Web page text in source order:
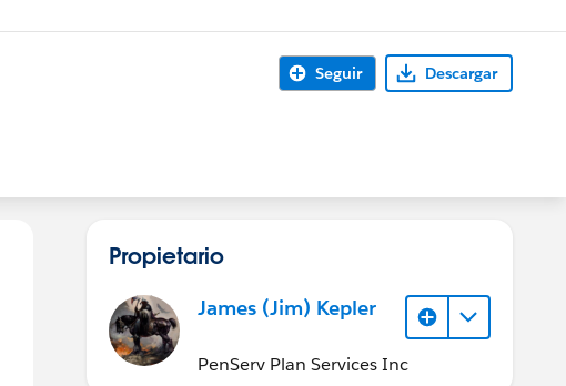
Seguir Descargar
Propietario
James (Jim) Kepler
PenServ Plan Services Inc